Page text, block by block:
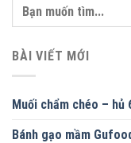
BÀI VIẾT MỚI
Muối chẩm chéo – hủ
Bánh gạo mầm